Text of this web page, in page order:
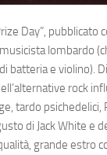
Day”,
lombardo
batteria e violino).
rock
tardo
di Jack White e
grande estro